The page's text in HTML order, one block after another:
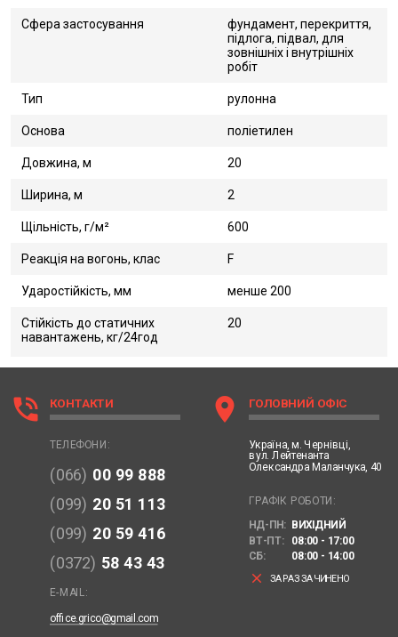
Сфера застосування
фундамент, перекриття,
підлога, підвал, для
зовнішніх і внутрішніх
робіт
Тип рулонна
Основа поліетилен
Довжина, м 20
Ширина, м 2
Щільність, г/м² 600
Реакція на вогонь, клас F
Ударостійкість, мм менше 200
Стійкість до статичних
навантажень, кг/24год
20
phone_in_talk КОНТАКТИ
ТЕЛЕФОНИ:
(066) 00 99 888
(099) 20 51 113
(099) 20 59 416
(0372) 58 43 43
E-MAIL:
office.grico@gmail.com
location_on ГОЛОВНИЙ ОФІС
Україна, м. Чернівці,
вул. Лейтенанта
Олександра Маланчука, 40
ГРАФІК РОБОТИ:
НД-ПН: ВИХІДНИЙ
ВТ-ПТ:
08:00 - 17:00
СБ:
08:00 - 14:00
clear ЗАРАЗ ЗАЧИНЕНО